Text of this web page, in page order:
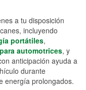
a tu disposición
incluyendo
portátiles,
automotrices, y
anticipación ayuda a
durante
energía prolongados.